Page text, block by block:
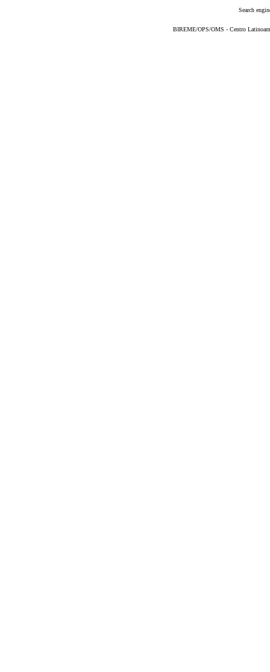
Search
BIREME/OPS/OMS - Centro